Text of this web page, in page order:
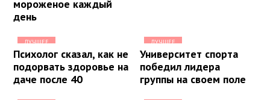
мороженое каждый
день
ЛУЧШЕЕ
Психолог сказал, как не
подорвать здоровье на
даче после 40
ЛУЧШЕЕ
Университет спорта
победил лидера
группы на своем поле